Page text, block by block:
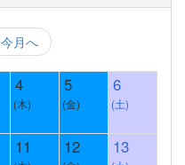
今月へ
4
(木)
5
(金)
6
(土)
11 12 13